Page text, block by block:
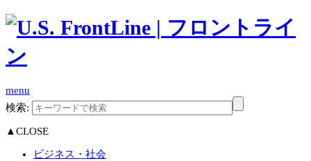
menu
検索:
▲CLOSE
ビジネス・社会